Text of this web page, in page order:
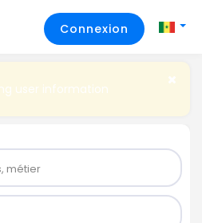
Connexion
user information